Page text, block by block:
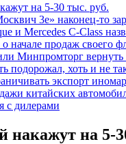
на 5-30 тыс. руб.
3е» наконец-то
и Mercedes C-Class
начале продаж своего
Минпромторг
подорожал, хоть и не
экспорт
китайских
с дилерами
накажут на 5-